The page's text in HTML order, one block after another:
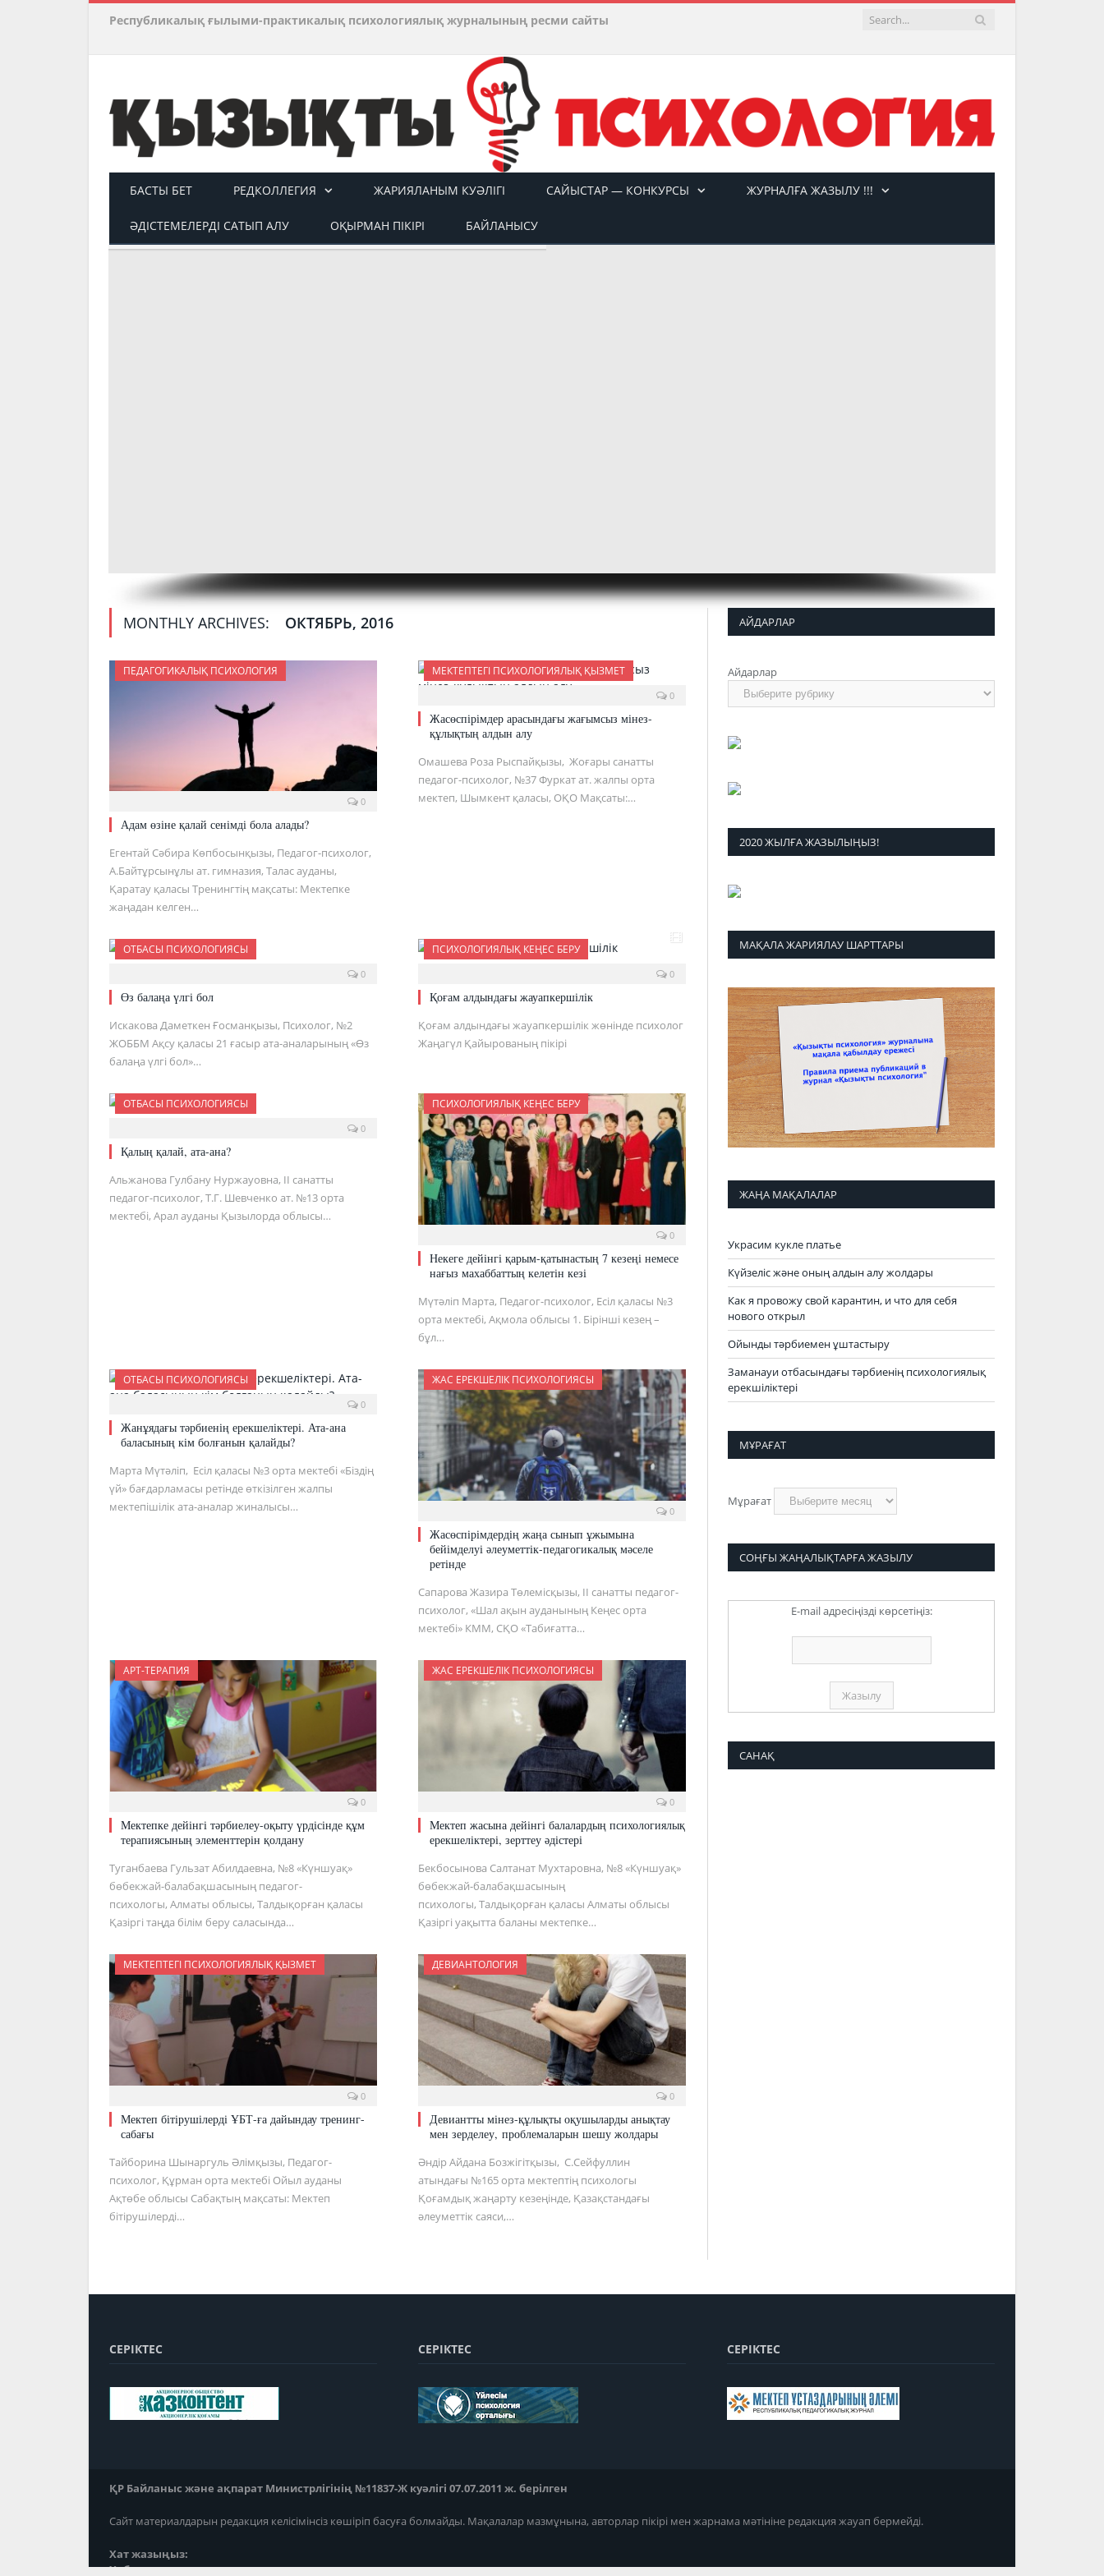
Республикалық ғылыми-практикалық психологиялық журналының ресми сайты
БАСТЫ БЕТ РЕДКОЛЛЕГИЯ ЖАРИЯЛАНЫМ КУӘЛІГІ САЙЫСТАР — КОНКУРСЫ ЖУРНАЛҒА ЖАЗЫЛУ !!!
ӘДІСТЕМЕЛЕРДІ САТЫП АЛУ ОҚЫРМАН ПІКІРІ БАЙЛАНЫСУ
MONTHLY ARCHIVES: ОКТЯБРЬ, 2016
ПЕДАГОГИКАЛЫҚ ПСИХОЛОГИЯ
0
Адам өзіне қалай сенімді бола алады?
Егентай Сәбира Көпбосынқызы, Педагог-психолог,
А.Байтұрсынұлы ат. гимназия, Талас ауданы,
Қаратау қаласы Тренингтің мақсаты: Мектепке
жаңадан келген…
МЕКТЕПТЕГІ ПСИХОЛОГИЯЛЫҚ ҚЫЗМЕТ
0
Жасөспірімдер арасындағы жағымсыз мінез-
құлықтың алдын алу
Омашева Роза Рыспайқызы, Жоғары санатты
педагог-психолог, №37 Фуркат ат. жалпы орта
мектеп, Шымкент қаласы, ОҚО Мақсаты:…
ОТБАСЫ ПСИХОЛОГИЯСЫ
0
Өз балаңа үлгі бол
Искакова Даметкен Ғосманқызы, Психолог, №2
ЖОББМ Ақсу қаласы 21 ғасыр ата-аналарының «Өз
балаңа үлгі бол»…
ПСИХОЛОГИЯЛЫҚ КЕҢЕС БЕРУ
0
Қоғам алдындағы жауапкершілік
Қоғам алдындағы жауапкершілік жөнінде психолог
Жаңагүл Қайырованың пікірі
ОТБАСЫ ПСИХОЛОГИЯСЫ
0
Қалың қалай, ата-ана?
Альжанова Гулбану Нуржауовна, ІІ санатты
педагог-психолог, Т.Г. Шевченко ат. №13 орта
мектебі, Арал ауданы Қызылорда облысы…
ПСИХОЛОГИЯЛЫҚ КЕҢЕС БЕРУ
0
Некеге дейінгі қарым-қатынастың 7 кезеңі немесе
нағыз махаббаттың келетін кезі
Мүтәліп Марта, Педагог-психолог, Есіл қаласы №3
орта мектебі, Ақмола облысы 1. Бірінші кезең –
бұл…
ОТБАСЫ ПСИХОЛОГИЯСЫ
0
Жанұядағы тәрбиенің ерекшеліктері. Ата-ана
баласының кім болғанын қалайды?
Марта Мүтәліп, Есіл қаласы №3 орта мектебі «Біздің
үй» бағдарламасы ретінде өткізілген жалпы
мектепішілік ата-аналар жиналысы…
ЖАС ЕРЕКШЕЛІК ПСИХОЛОГИЯСЫ
0
Жасөспірімдердің жаңа сынып ұжымына
бейімделуі әлеуметтік-педагогикалық мәселе
ретінде
Сапарова Жазира Төлемісқызы, ІІ санатты педагог-
психолог, «Шал ақын ауданының Кеңес орта
мектебі» КММ, СҚО «Табиғатта…
АРТ-ТЕРАПИЯ
0
Мектепке дейінгі тәрбиелеу-оқыту үрдісінде құм
терапиясының элементтерін қолдану
Туганбаева Гульзат Абилдаевна, №8 «Күншуақ»
бөбекжай-балабақшасының педагог-
психологы, Алматы облысы, Талдықорған қаласы
Қазіргі таңда білім беру саласында…
ЖАС ЕРЕКШЕЛІК ПСИХОЛОГИЯСЫ
0
Мектеп жасына дейінгі балалардың психологиялық
ерекшеліктері, зерттеу әдістері
Бекбосынова Салтанат Мухтаровна, №8 «Күншуақ»
бөбекжай-балабақшасының
психологы, Талдықорған қаласы Алматы облысы
Қазіргі уақытта баланы мектепке…
МЕКТЕПТЕГІ ПСИХОЛОГИЯЛЫҚ ҚЫЗМЕТ
0
Мектеп бітірушілерді ҰБТ-ға дайындау тренинг-
сабағы
Тайборина Шынаргуль Әлімқызы, Педагог-
психолог, Құрман орта мектебі Ойыл ауданы
Ақтөбе облысы Сабақтың мақсаты: Мектеп
бітірушілерді…
ДЕВИАНТОЛОГИЯ
0
Девиантты мінез-құлықты оқушыларды анықтау
мен зерделеу, проблемаларын шешу жолдары
Әндір Айдана Бозжігітқызы, С.Сейфуллин
атындағы №165 орта мектептің психологы
Қоғамдық жаңарту кезеңінде, Қазақстандағы
әлеуметтік саяси,…
АЙДАРЛАР
Айдарлар
2020 ЖЫЛҒА ЖАЗЫЛЫҢЫЗ!
МАҚАЛА ЖАРИЯЛАУ ШАРТТАРЫ
ЖАҢА МАҚАЛАЛАР
Украсим кукле платье
Күйзеліс және оның алдын алу жолдары
Как я провожу свой карантин, и что для себя
нового открыл
Ойынды тәрбиемен ұштастыру
Заманауи отбасындағы тәрбиенің психологиялық
ерекшіліктері
МҰРАҒАТ
Мұрағат
СОҢҒЫ ЖАҢАЛЫҚТАРҒА ЖАЗЫЛУ
E-mail адресіңізді көрсетіңіз:
САНАҚ
СЕРІКТЕС СЕРІКТЕС СЕРІКТЕС
ҚР Байланыс және ақпарат Министрлігінің №11837-Ж куәлігі 07.07.2011 ж. берілген
Сайт материалдарын редакция келісімінсіз көшіріп басуға болмайды. Мақалалар мазмұнына, авторлар пікірі мен жарнама мәтініне редакция жауап бермейді.
Хат жазыңыз:
Хабарласыңыз: ; ;